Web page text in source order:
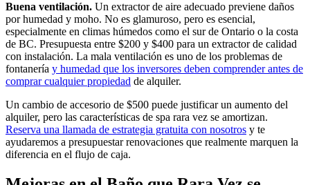
Buena ventilación. Un extractor de aire adecuado previene daños
por humedad y moho. No es glamuroso, pero es esencial,
especialmente en climas húmedos como el sur de Ontario o la costa
de BC. Presupuesta entre $200 y $400 para un extractor de calidad
con instalación. La mala ventilación es uno de los problemas de
fontanería y humedad que los inversores deben comprender antes de
comprar cualquier propiedad de alquiler.
Un cambio de accesorio de $500 puede justificar un aumento del
alquiler, pero las características de spa rara vez se amortizan.
Reserva una llamada de estrategia gratuita con nosotros y te
ayudaremos a presupuestar renovaciones que realmente marquen la
diferencia en el flujo de caja.